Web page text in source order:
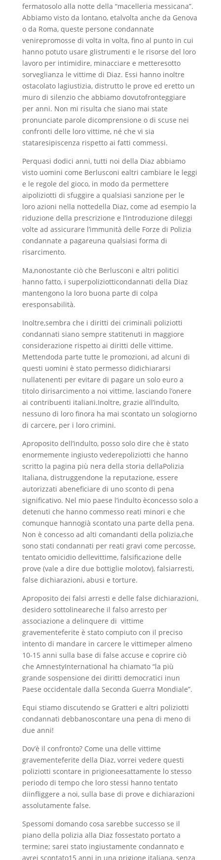
fermatosolo alla notte della “macelleria messicana”.
Abbiamo visto da lontano, etalvolta anche da Genova
o da Roma, queste persone condannate
venirepromosse di volta in volta, fino al punto in cui
hanno potuto usare glistrumenti e le risorse del loro
lavoro per intimidire, minacciare e metteresotto
sorveglianza le vittime di Diaz. Essi hanno inoltre
ostacolato lagiustizia, distrutto le prove ed eretto un
muro di silenzio che abbiamo dovutofronteggiare
per anni. Non mi risulta che siano mai state
pronunciate parole dicomprensione o di scuse nei
confronti delle loro vittime, né che vi sia
stataresipiscenza rispetto ai fatti commessi.
Perquasi dodici anni, tutti noi della Diaz abbiamo
visto uomini come Berlusconi ealtri cambiare le leggi
e le regole del gioco, in modo da permettere
aipoliziotti di sfuggire a qualsiasi sanzione per le
loro azioni nella nottedella Diaz, come ad esempio la
riduzione della prescrizione e l’introduzione dileggi
volte ad assicurare l’immunità delle Forze di Polizia
condannate a pagareuna qualsiasi forma di
risarcimento.
Ma,nonostante ciò che Berlusconi e altri politici
hanno fatto, i superpoliziotticondannati della Diaz
mantengono la loro buona parte di colpa
eresponsabilità.
Inoltre,sembra che i diritti dei criminali poliziotti
condannati siano sempre statitenuti in maggiore
considerazione rispetto ai diritti delle vittime.
Mettendoda parte tutte le promozioni, ad alcuni di
questi uomini è stato permesso didichiararsi
nullatenenti per evitare di pagare un solo euro a
titolo dirisarcimento a noi vittime, lasciando l’onere
ai contribuenti italiani.Inoltre, grazie all’indulto,
nessuno di loro finora ha mai scontato un sologiorno
di carcere, per i loro crimini.
Aproposito dell’indulto, posso solo dire che è stato
enormemente ingiusto vederepoliziotti che hanno
scritto la pagina più nera della storia dellaPolizia
Italiana, distruggendone la reputazione, essere
autorizzati abeneficiare di uno sconto di pena
significativo. Nel mio paese l’indulto èconcesso solo a
detenuti che hanno commesso reati minori e che
comunque hannogià scontato una parte della pena.
Non è concesso ad alti comandanti della polizia,che
sono stati condannati per reati gravi come percosse,
tentato omicidio dellevittime, falsificazione delle
prove (vale a dire due bottiglie molotov), falsiarresti,
false dichiarazioni, abusi e torture.
Aproposito dei falsi arresti e delle false dichiarazioni,
desidero sottolineareche il falso arresto per
associazione a delinquere di vittime
gravementeferite è stato compiuto con il preciso
intento di mandare in carcere le vittimeper almeno
10-15 anni sulla base di false accuse e coprire ciò
che AmnestyInternational ha chiamato “la più
grande sospensione dei diritti democratici inun
Paese occidentale dalla Seconda Guerra Mondiale”.
Equi stiamo discutendo se Gratteri e altri poliziotti
condannati debbanoscontare una pena di meno di
due anni!
Dov’è il confronto? Come una delle vittime
gravementeferite della Diaz, vorrei vedere questi
poliziotti scontare in prigioneesattamente lo stesso
periodo di tempo che loro stessi hanno tentato
diinfliggere a noi, sulla base di prove e dichiarazioni
assolutamente false.
Spessomi domando cosa sarebbe successo se il
piano della polizia alla Diaz fossestato portato a
termine; sarei stato ingiustamente condannato e
avrei scontato15 anni in una prigione italiana, senza